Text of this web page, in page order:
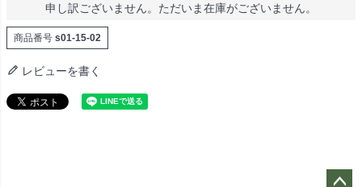
申し訳ございません。ただいま在庫がございません。
商品番号 s01-15-02
レビューを書く